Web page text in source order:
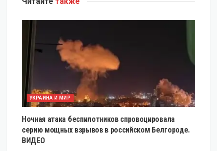
УКРАИНА И МИР
Ночная атака беспилотников спровоцировала
серию мощных взрывов в российском Белгороде.
ВИДЕО